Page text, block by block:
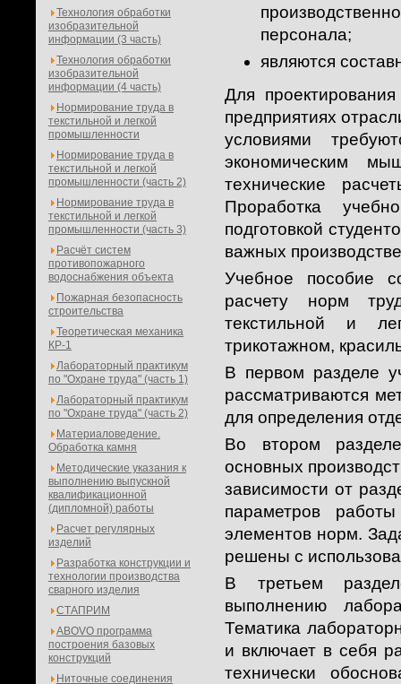
Технология обработки
изобразительной
информации (3 часть)
Технология обработки
изобразительной
информации (4 часть)
Нормирование труда в
текстильной и легкой
промышленности
Нормирование труда в
текстильной и легкой
промышленности (часть 2)
Нормирование труда в
текстильной и легкой
промышленности (часть 3)
Расчёт систем
противопожарного
водоснабжения объекта
Пожарная безопасность
строительства
Теоретическая механика
КР-1
Лабораторный практикум
по "Охране труда" (часть 1)
Лабораторный практикум
по "Охране труда" (часть 2)
Материаловедение.
Обработка камня
Методические указания к
выполнению выпускной
квалификационной
(дипломной) работы
Расчет регулярных
изделий
Разработка конструкции и
технологии производства
сварного изделия
СТАПРИМ
ABOVO программа
построения базовых
конструкций
Ниточные соединения
персонала;
являются
Для
предприятиях
условиями
экономическим
технические
Проработка
подготовкой
важных
Учебное пособие
расчету норм
текстильной и
трикотажном,
В первом разделе
рассматриваются
для определения
Во втором
основных
зависимости от
параметров
элементов норм.
решены с
В третьем
выполнению
Тематика
и включает в себя
технически